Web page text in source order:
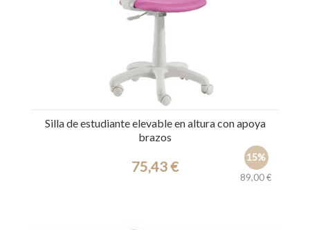
Silla de estudiante elevable en altura con apoya
brazos
15%
89,00 €
75,43 €